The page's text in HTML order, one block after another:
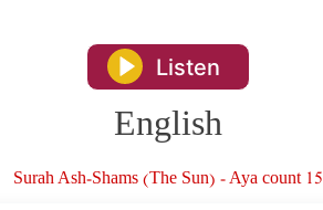
Listen
English
Surah Ash-Shams (The Sun) - Aya count 15